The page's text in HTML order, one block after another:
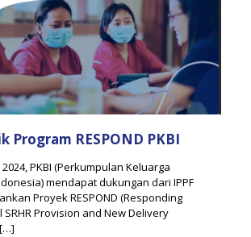
Program RESPOND PKBI
PKBI (Perkumpulan Keluarga
mendapat dukungan dari IPPF
Proyek RESPOND (Responding
SRHR Provision and New Delivery
[…]